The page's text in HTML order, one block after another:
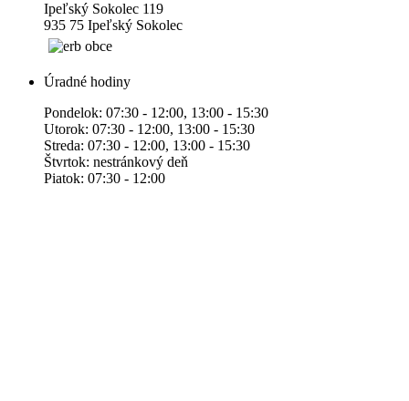
Ipeľský Sokolec 119
935 75 Ipeľský Sokolec
Úradné hodiny
Pondelok: 07:30 - 12:00, 13:00 - 15:30
Utorok: 07:30 - 12:00, 13:00 - 15:30
Streda: 07:30 - 12:00, 13:00 - 15:30
Štvrtok: nestránkový deň
Piatok: 07:30 - 12:00